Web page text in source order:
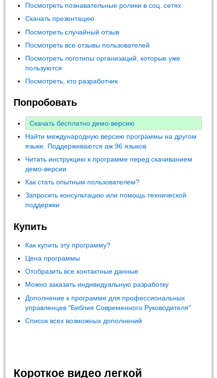
Посмотреть познавательные ролики в соц. сетях
Скачать презентацию
Посмотреть случайный отзыв
Посмотреть все отзывы пользователей
Посмотреть логотипы организаций, которые уже
пользуются
Посмотреть, кто разработчик
Попробовать
Скачать бесплатно демо-версию
Найти международную версию программы на другом
языке. Поддерживаются аж 96 языков
Читать инструкцию к программе перед скачиванием
демо-версии
Как стать опытным пользователем?
Запросить консультацию или помощь технической
поддержки
Купить
Как купить эту программу?
Цена программы
Отобразить все контактные данные
Можно заказать индивидуальную разработку
Дополнение к программе для профессиональных
управленцев "Библия Современного Руководителя"
Список всех возможных дополнений
Короткое видео легкой